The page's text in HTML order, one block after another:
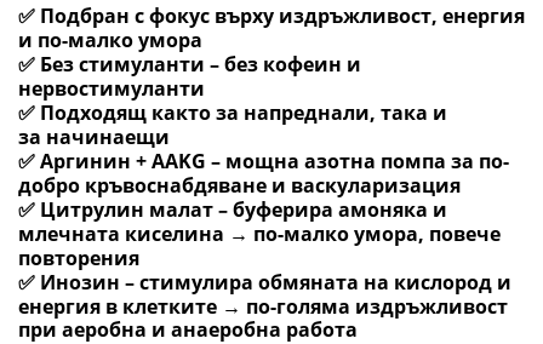
✅ Подбран с фокус върху издръжливост, енергия
и по-малко умора
✅ Без стимуланти –без кофеин и
нервостимуланти
✅ Подходящ както за напреднали, така и
за начинаещи
✅Аргинин + AAKG – мощна азотна помпа за по-
добро кръвоснабдяване и васкуларизация
✅ Цитрулин малат – буферира амоняка и
млечната киселина → по-малко умора, повече
повторения
✅ Инозин – стимулира обмяната на кислород и
енергия в клетките → по-голяма издръжливост
при аеробна и анаеробна работа